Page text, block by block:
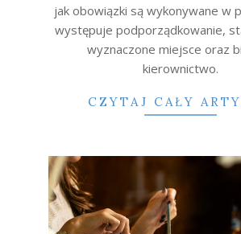
jak obowiązki są wykonywane w
występuje podporządkowanie,
wyznaczone miejsce oraz
kierownictwo.
CZYTAJ CAŁY